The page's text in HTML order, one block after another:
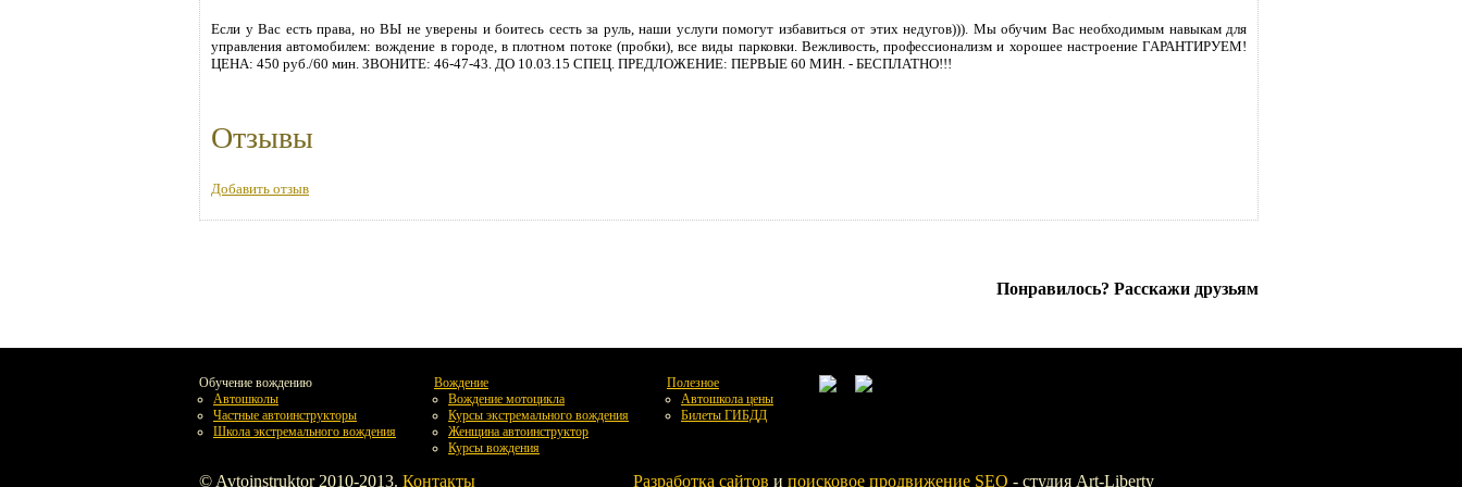
Если у Вас есть права, но ВЫ не уверены и боитесь сесть за руль, наши услуги помогут избавиться от этих недугов))). Мы обучим Вас необходимым навыкам для
управления автомобилем: вождение в городе, в плотном потоке (пробки), все виды парковки. Вежливость, профессионализм и хорошее настроение ГАРАНТИРУЕМ!
ЦЕНА: 450 руб./60 мин. ЗВОНИТЕ: 46-47-43. ДО 10.03.15 СПЕЦ. ПРЕДЛОЖЕНИЕ: ПЕРВЫЕ 60 МИН. - БЕСПЛАТНО!!!
Отзывы
Добавить отзыв
Понравилось? Расскажи друзьям
Обучение вождению
Автошколы
Частные автоинструкторы
Школа экстремального вождения
Вождение
Вождение мотоцикла
Курсы экстремального вождения
Женщина автоинструктор
Курсы вождения
Полезное
Автошкола цены
Билеты ГИБДД
© Avtoinstruktor 2010-2013. Контакты Разработка сайтов и поисковое продвижение SEO - студия Art-Liberty